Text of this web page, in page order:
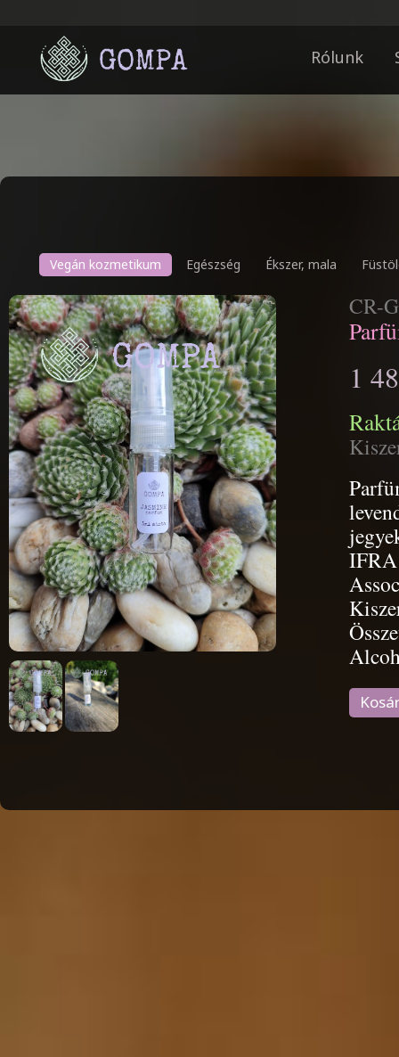
Rólunk
Vegán kozmetikum Egészség Ékszer, mala
CR-
1
IFRA